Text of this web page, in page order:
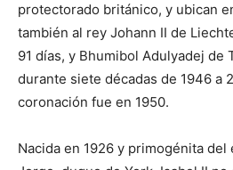
protectorado británico, y ubican
también al rey Johann II de
91 días, y Bhumibol Adulyadej de
durante siete décadas de 1946 a
coronación fue en 1950.
Nacida en 1926 y primogénita